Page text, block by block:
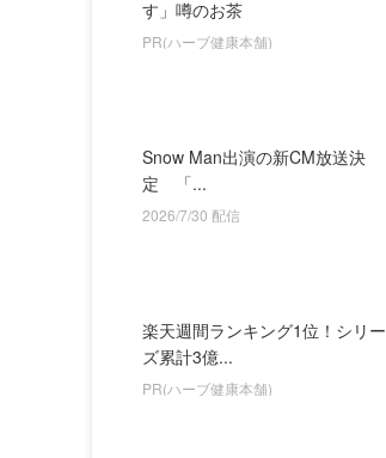
す」噂のお茶
PR(ハーブ健康本舗)
Snow Man出演の新CM放送決
定 「...
2026/7/30 配信
楽天週間ランキング1位！シリー
ズ累計3億...
PR(ハーブ健康本舗)